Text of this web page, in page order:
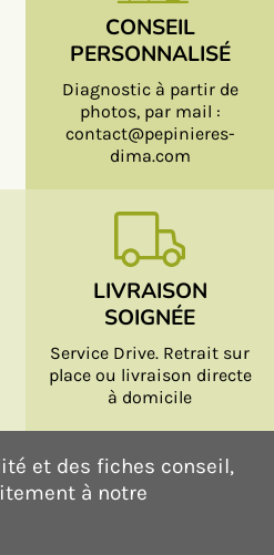
CONSEIL
PERSONNALISÉ
Diagnostic à partir de
photos, par mail :
contact@pepinieres-
dima.com
LIVRAISON
SOIGNÉE
Service Drive. Retrait sur
place ou livraison directe
à domicile
et des fiches conseil,
à notre